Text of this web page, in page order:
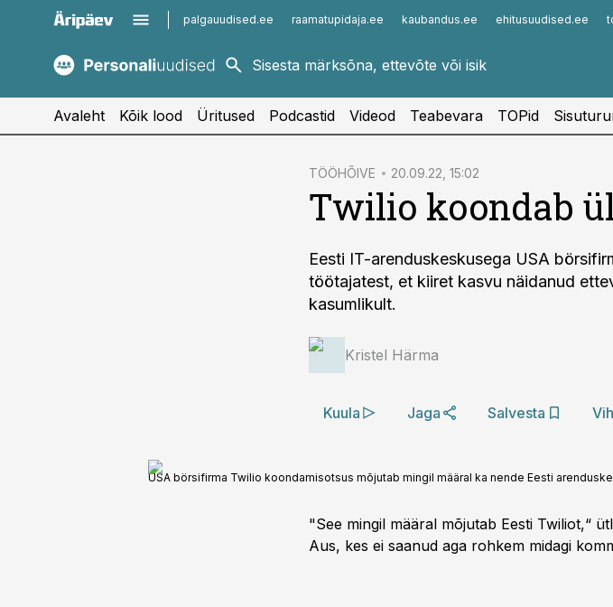
palgauudised.ee raamatupidaja.ee kaubandus.ee ehitusuudised.ee
kaubandus.ee
kinnisvarauudised.ee
imelineajalugu.ee
Infopank
Avaleht Kõik lood Üritused Podcastid Videod Teabevara TOPid
TÖÖHÕIVE 20.09.22, 15:02
Twilio koondab
Eesti IT-arenduskeskusega USA
töötajatest, et kiiret kasvu näidanud
kasumlikult.
Kristel Härma
Kuula Jaga Salvesta
USA börsifirma Twilio koondamisotsus mõjutab mingil määral ka nende Eesti
"See mingil määral mõjutab Eesti Twiliot,“
Aus, kes ei saanud aga rohkem midagi